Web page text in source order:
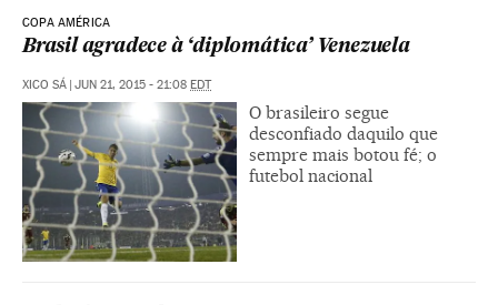
COPA AMÉRICA
Brasil agradece à ‘diplomática’ Venezuela
XICO SÁ | JUN 21, 2015 - 21:08 EDT
O brasileiro segue
desconfiado daquilo que
sempre mais botou fé; o
futebol nacional